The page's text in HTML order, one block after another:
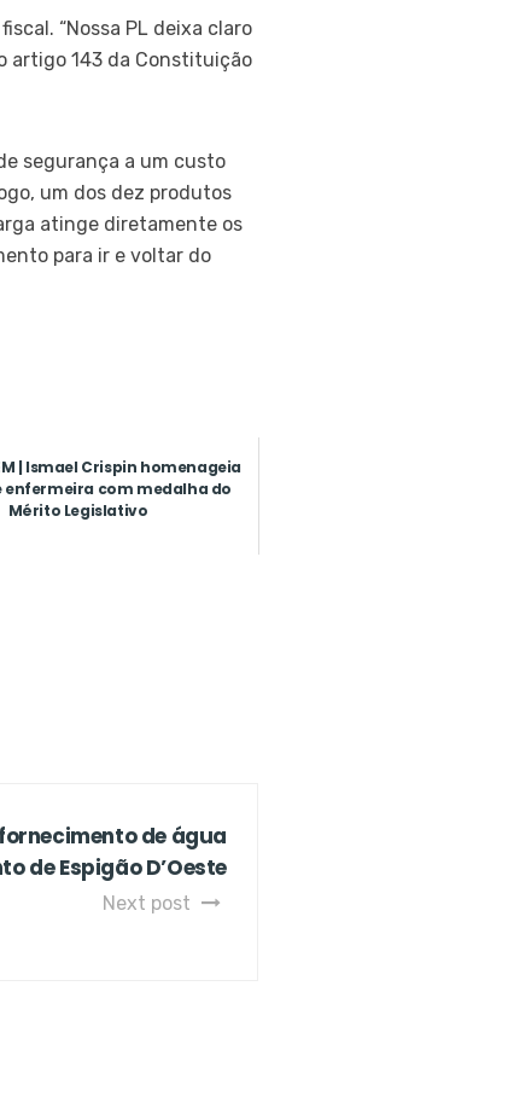
“Nossa PL deixa claro
artigo 143 da Constituição
segurança a um custo
um dos dez produtos
atinge diretamente os
para ir e voltar do
| Ismael Crispin homenageia
enfermeira com medalha do
Mérito Legislativo
de água
de Espigão D’Oeste
Next post